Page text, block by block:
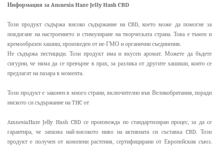
Информация за Amnesia Haze Jelly Hash CBD
Този продукт съдържа високо съдържание на CBD, което може да помогне за
повдигане на настроението и стимулиране на творческата страна. Това е тъмен и
кремообразен хашиш, произведен от не-ГМО и органични съединения.
Не съдържа пестициди. Този продукт има и вкусен аромат. Можете да бъдете
сигурни, че няма да се превърне в прах, за разлика от другите хашиши, които се
предлагат на пазара в момента.
Този продукт е законен в много страни, включително във Великобритания, поради
ниското си съдържание на THC от
AmnesiaHaze Jelly Hash CBD се произвежда по стандартизиран процес, за да се
гарантира, че запазва най-високото ниво на активната си съставка CBD. Този
продукт е получен от конопени растения, сертифицирани от Европейския съюз.